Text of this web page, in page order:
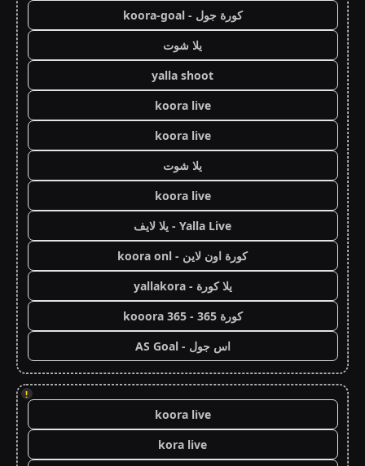
كورة جول - koora-goal
يلا شوت
yalla shoot
koora live
koora live
يلا شوت
koora live
Yalla Live - يلا لايف
كورة اون لاين - koora onl
يلا كورة - yallakora
كورة 365 - kooora 365
اس جول - AS Goal
!
koora live
kora live